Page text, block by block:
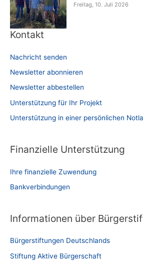
Freitag, 10. Juli 2026
Kontakt
Nachricht senden
Newsletter abonnieren
Newsletter abbestellen
Unterstützung für Ihr Projekt
Unterstützung in einer persönlichen
Finanzielle Unterstützung
Ihre finanzielle Zuwendung
Bankverbindungen
Informationen über
Bürgerstiftungen Deutschlands
Stiftung Aktive Bürgerschaft